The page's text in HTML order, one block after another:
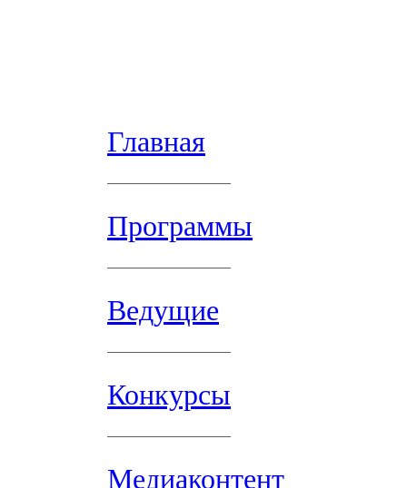
Главная
Программы
Ведущие
Конкурсы
Медиаконтент